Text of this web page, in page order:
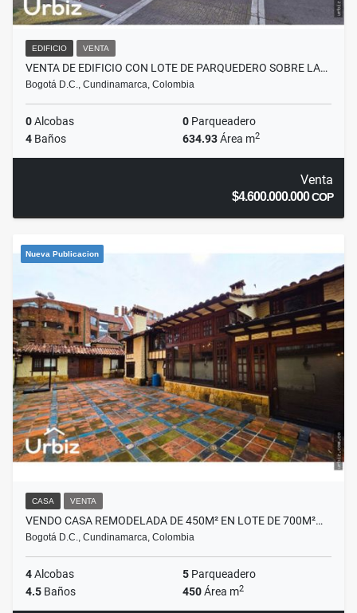
EDIFICIO VENTA
VENTA DE EDIFICIO CON LOTE DE PARQUEDERO SOBRE LA…
Bogotá D.C., Cundinamarca, Colombia
0Alcobas 0 Parqueadero
4 Baños 634.93Área m2
Venta
$4.600.000.000COP
Nueva Publicacion
CASA VENTA
VENDO CASA REMODELADA DE 450M² EN LOTE DE 700M²…
Bogotá D.C., Cundinamarca, Colombia
4Alcobas 5 Parqueadero
4.5 Baños 450Área m2